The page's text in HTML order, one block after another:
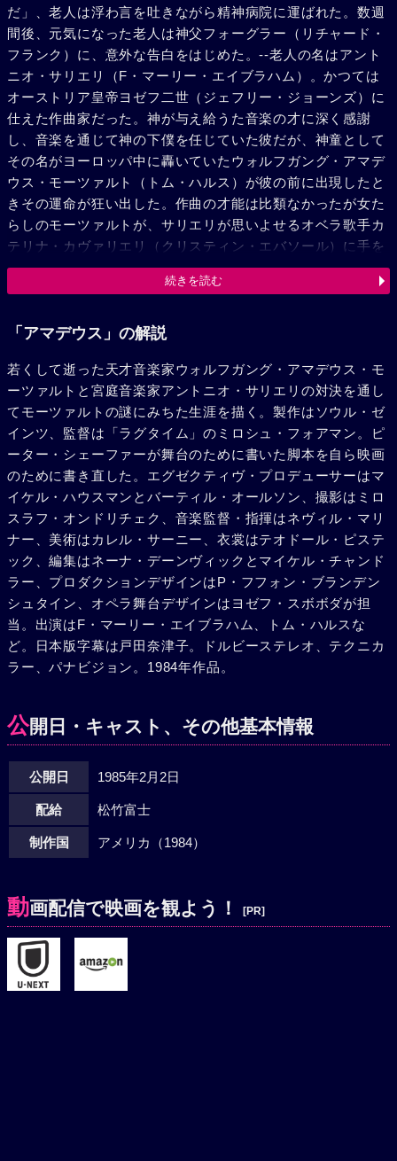
だ」、老人は浮わ言を吐きながら精神病院に運ばれた。数週
間後、元気になった老人は神父フォーグラー（リチャード・
フランク）に、意外な告白をはじめた。--老人の名はアント
ニオ・サリエリ（F・マーリー・エイブラハム）。かつては
オーストリア皇帝ヨゼフ二世（ジェフリー・ジョーンズ）に
仕えた作曲家だった。神が与え給うた音楽の才に深く感謝
し、音楽を通じて神の下僕を任じていた彼だが、神童として
その名がヨーロッパ中に轟いていたウォルフガング・アマデ
ウス・モーツァルト（トム・ハルス）が彼の前に出現したと
きその運命が狂い出した。作曲の才能は比類なかったが女た
らしのモーツァルトが、サリエリが思いよせるオベラ歌手カ
テリナ・カヴァリエリ（クリスティン・エバソール）に手を
出したことから、彼の凄まじい憎悪は神に向けられたのだ。
皇帝が姪の音楽教師としてモーツァルトに白羽の矢を立てよ
した。そんな彼の許へ、モーツァルトの新妻コンスタンツェ
うべく、音譜を携えて訪れた。コンスタンツェは苦しい家計
を支えるために、何としても音楽教師の仕事が欲しかったの
だ。フルートとハープの協奏曲、2台のピアノのための協奏
曲…。 譜面の中身は訂正・加筆の跡がない素晴らしい作品ば
かりだった。再びショックに打ちのめされたサリエリは神と
の永遠の訣別を決意した。神はモーツァルトの方を下僕に選
んだのだ。ある夜の、仮面舞踏会。ザルツブルグから訪れた
父レオポルド（ロイ・ドートリス）、コンスタンツェと共に
陽気にはしゃぎ回るモーツァルトが、サリエリの神経を逆撫
でする。天才への嫉妬と復讐心に燃えるサリエリは、若きメ
イドをスパイとしてモーツァルトの家にさし向けた。そして
復讐のときがやってきた。皇帝が禁じていたオペラ「フィガ
ロの結婚」の上演をモーツァルトが計画したのだ。サリエリ
がスパイから得た情報を皇帝に密告したとも知らず、モーツ
ァルトはサリエリに助けを求める。それを放っておくサリエ
と下品なパーティにのめり込んでいく。そして金のために大
衆劇場での「ドン・ジョバンニ」作曲に没頭していくモーツ
がモーツァルトにレクイエムの作曲を依頼したのだ。金の力
に負けて作曲を引き受けるモーツァルトだが、精神と肉体の
疲労は想像以上にすさまじく、「魔笛」上演中に倒れてしま
う。コンスタンツェが夫のあまりの乱行に愛想をつかし旅に
出てしまったために無人になった家に、モーツァルトを運び
エムの引き渡しを迫る。サリエリは作曲の協力を申し出て、
一晩かかってレクイエムを仕上げさせるが、翌朝、サリエリ
が強いた過酷な労働のためか、モーツァルトは息を引きとっ
た。モーツァルト35歳、1791年12月のことだった。すべて
を告白し、いまや老いさらばえたサリエリひとりが、惨めな
続きを読む
「アマデウス」の解説
若くして逝った天才音楽家ウォルフガング・アマデウス・モ
ーツァルトと宮庭音楽家アントニオ・サリエリの対決を通し
てモーツァルトの謎にみちた生涯を描く。製作はソウル・ゼ
インツ、監督は「ラグタイム」のミロシュ・フォアマン。ピ
ーター・シェーファーが舞台のために書いた脚本を自ら映画
のために書き直した。エグゼクティヴ・プロデューサーはマ
イケル・ハウスマンとバーティル・オールソン、撮影はミロ
スラフ・オンドリチェク、音楽監督・指揮はネヴィル・マリ
ナー、美術はカレル・サーニー、衣裳はテオドール・ピステ
ック、編集はネーナ・デーンヴィックとマイケル・チャンド
ラー、プロダクションデザインはP・フフォン・ブランデン
シュタイン、オペラ舞台デザインはヨゼフ・スボボダが担
当。出演はF・マーリー・エイブラハム、トム・ハルスな
ど。日本版字幕は戸田奈津子。ドルビーステレオ、テクニカ
ラー、パナビジョン。1984年作品。
公開日・キャスト、その他基本情報
公開日 1985年2月2日
配給 松竹富士
制作国 アメリカ（1984）
動画配信で映画を観よう！ [PR]